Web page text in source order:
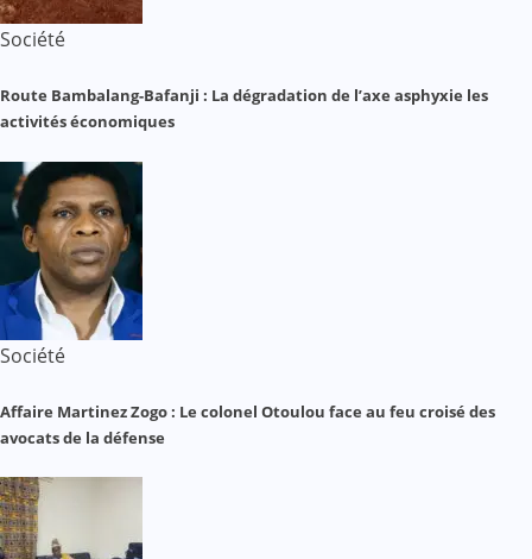
Société
Route Bambalang-Bafanji : La dégradation de l’axe asphyxie les
activités économiques
Société
Affaire Martinez Zogo : Le colonel Otoulou face au feu croisé des
avocats de la défense